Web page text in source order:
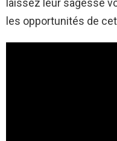
laissez leur sagesse
les opportunités de